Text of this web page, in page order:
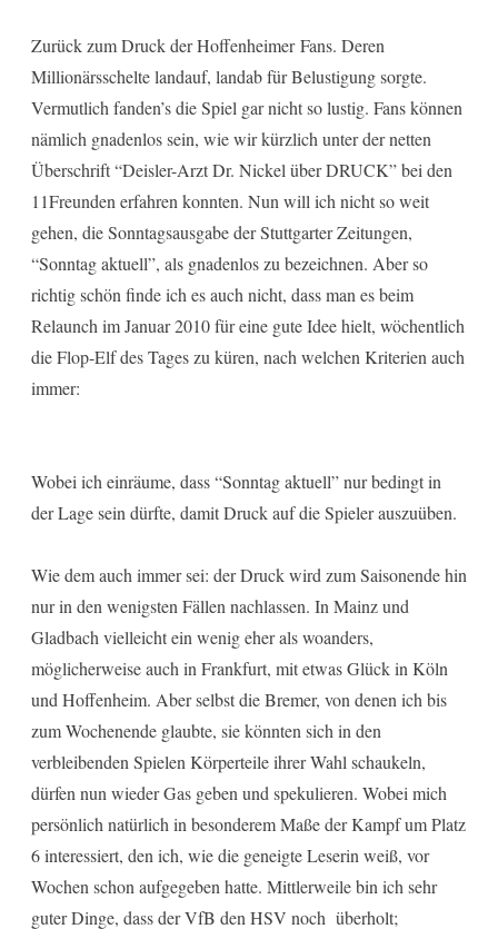
Zurück zum Druck der Hoffenheimer Fans. Deren
Millionärsschelte landauf, landab für Belustigung sorgte.
Vermutlich fanden’s die Spiel gar nicht so lustig. Fans können
nämlich gnadenlos sein, wie wir kürzlich unter der netten
Überschrift “Deisler-Arzt Dr. Nickel über DRUCK” bei den
11Freunden erfahren konnten. Nun will ich nicht so weit
gehen, die Sonntagsausgabe der Stuttgarter Zeitungen,
“Sonntag aktuell”, als gnadenlos zu bezeichnen. Aber so
richtig schön finde ich es auch nicht, dass man es beim
Relaunch im Januar 2010 für eine gute Idee hielt, wöchentlich
die Flop-Elf des Tages zu küren, nach welchen Kriterien auch
immer:
Wobei ich einräume, dass “Sonntag aktuell” nur bedingt in
der Lage sein dürfte, damit Druck auf die Spieler auszuüben.
Wie dem auch immer sei: der Druck wird zum Saisonende hin
nur in den wenigsten Fällen nachlassen. In Mainz und
Gladbach vielleicht ein wenig eher als woanders,
möglicherweise auch in Frankfurt, mit etwas Glück in Köln
und Hoffenheim. Aber selbst die Bremer, von denen ich bis
zum Wochenende glaubte, sie könnten sich in den
verbleibenden Spielen Körperteile ihrer Wahl schaukeln,
dürfen nun wieder Gas geben und spekulieren. Wobei mich
persönlich natürlich in besonderem Maße der Kampf um Platz
6 interessiert, den ich, wie die geneigte Leserin weiß, vor
Wochen schon aufgegeben hatte. Mittlerweile bin ich sehr
guter Dinge, dass der VfB den HSV noch überholt;